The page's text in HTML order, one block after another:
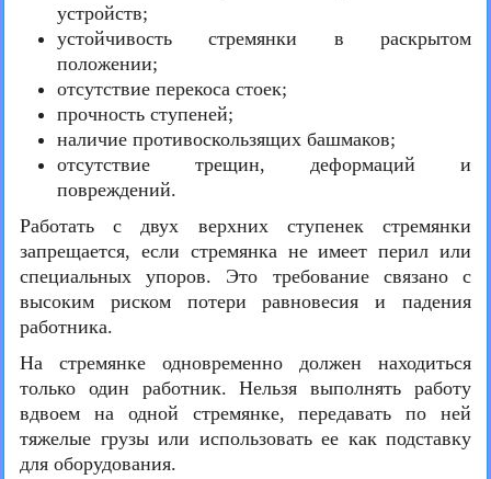
устройств;
устойчивость стремянки в раскрытом
положении;
отсутствие перекоса стоек;
прочность ступеней;
наличие противоскользящих башмаков;
отсутствие трещин, деформаций и
повреждений.
Работать с двух верхних ступенек стремянки
запрещается, если стремянка не имеет перил или
специальных упоров. Это требование связано с
высоким риском потери равновесия и падения
работника.
На стремянке одновременно должен находиться
только один работник. Нельзя выполнять работу
вдвоем на одной стремянке, передавать по ней
тяжелые грузы или использовать ее как подставку
для оборудования.